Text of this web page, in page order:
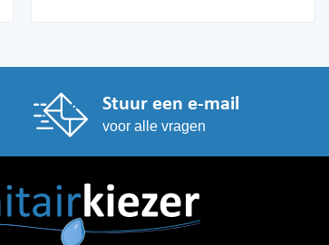
Stuur een e-mail
voor alle vragen